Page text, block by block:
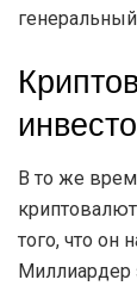
В то же
того, что он
Миллиардер